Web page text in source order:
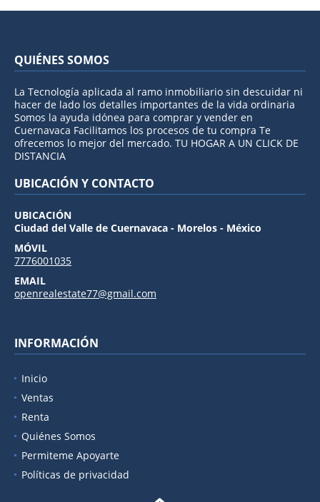
QUIÉNES SOMOS
La Tecnología aplicada al ramo inmobiliario sin descuidar ni
hacer de lado los detalles importantes de la vida ordinaria
Somos la ayuda idónea para comprar y vender en
Cuernavaca Facilitamos los procesos de tu compra Te
ofrecemos lo mejor del mercado. TU HOGAR A UN CLICK DE
DISTANCIA
UBICACIÓN Y CONTACTO
UBICACIÓN
Ciudad del Valle de Cuernavaca - Morelos - México
MÓVIL
7776001035
EMAIL
openrealestate77@gmail.com
INFORMACIÓN
Inicio
Ventas
Renta
Quiénes Somos
Permiteme Apoyarte
Políticas de privacidad